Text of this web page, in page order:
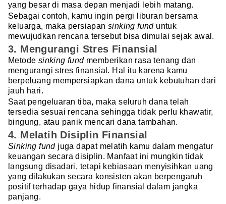
yang besar di masa depan menjadi lebih matang.
Sebagai contoh, kamu ingin pergi liburan bersama
keluarga, maka persiapan sinking funduntuk
mewujudkan rencana tersebut bisa dimulai sejak awal.
3. Mengurangi Stres Finansial
Metode sinking fundmemberikan rasa tenang dan
mengurangi stres finansial. Hal itu karena kamu
berpeluang mempersiapkan dana untuk kebutuhan dari
jauh hari.
Saat pengeluaran tiba, maka seluruh dana telah
tersedia sesuai rencana sehingga tidak perlu khawatir,
bingung, atau panik mencari dana tambahan.
4. Melatih Disiplin Finansial
Sinking fundjuga dapat melatih kamu dalam mengatur
keuangan secara disiplin. Manfaat ini mungkin tidak
langsung disadari, tetapi kebiasaan menyisihkan uang
yang dilakukan secara konsisten akan berpengaruh
positif terhadap gaya hidup finansial dalam jangka
panjang.